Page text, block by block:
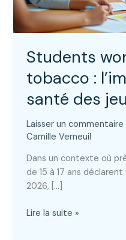
Students
tobacco :
santé des
Laisser un commentaire
Camille Verneuil
Dans un contexte où
de 15 à 17 ans
2026, […]
Students
Lire la suite »